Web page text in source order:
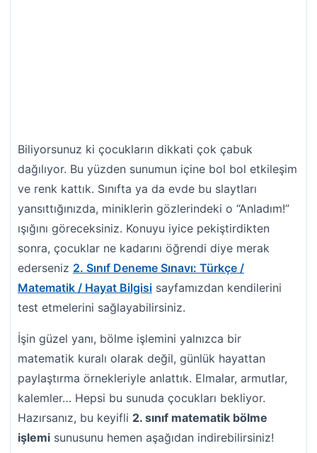
Biliyorsunuz ki çocukların dikkati çok çabuk
dağılıyor. Bu yüzden sunumun içine bol bol etkileşim
ve renk kattık. Sınıfta ya da evde bu slaytları
yansıttığınızda, miniklerin gözlerindeki o “Anladım!”
ışığını göreceksiniz. Konuyu iyice pekiştirdikten
sonra, çocuklar ne kadarını öğrendi diye merak
ederseniz 2. Sınıf Deneme Sınavı: Türkçe /
Matematik / Hayat Bilgisi sayfamızdan kendilerini
test etmelerini sağlayabilirsiniz.
İşin güzel yanı, bölme işlemini yalnızca bir
matematik kuralı olarak değil, günlük hayattan
paylaştırma örnekleriyle anlattık. Elmalar, armutlar,
kalemler… Hepsi bu sunuda çocukları bekliyor.
Hazırsanız, bu keyifli 2. sınıf matematik bölme
işlemi sunusunu hemen aşağıdan indirebilirsiniz!